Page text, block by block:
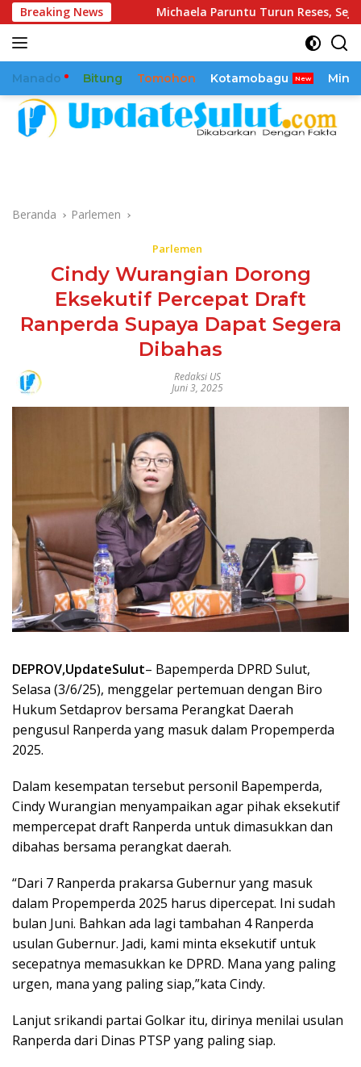
Langsung
ke
konten
Breaking News
Miliar Michaela Paruntu Turun Reses, Sejumlah
Manado Bitung Tomohon Kotamobagu
Beranda Parlemen
Parlemen
Cindy Wurangian Dorong
Eksekutif Percepat Draft
Ranperda Supaya Dapat Segera
Dibahas
Redaksi US
Juni 3, 2025
DEPROV,UpdateSulut– Bapemperda DPRD Sulut,
Selasa (3/6/25), menggelar pertemuan dengan Biro
Hukum Setdaprov bersama Perangkat Daerah
pengusul Ranperda yang masuk dalam Propemperda
2025.
Dalam kesempatan tersebut personil Bapemperda,
Cindy Wurangian menyampaikan agar pihak eksekutif
mempercepat draft Ranperda untuk dimasukkan dan
dibahas bersama perangkat daerah.
“Dari 7 Ranperda prakarsa Gubernur yang masuk
dalam Propemperda 2025 harus dipercepat. Ini sudah
bulan Juni. Bahkan ada lagi tambahan 4 Ranperda
usulan Gubernur. Jadi, kami minta eksekutif untuk
secepatnya memasukkan ke DPRD. Mana yang paling
urgen, mana yang paling siap,”kata Cindy.
Lanjut srikandi partai Golkar itu, dirinya menilai usulan
Ranperda dari Dinas PTSP yang paling siap.